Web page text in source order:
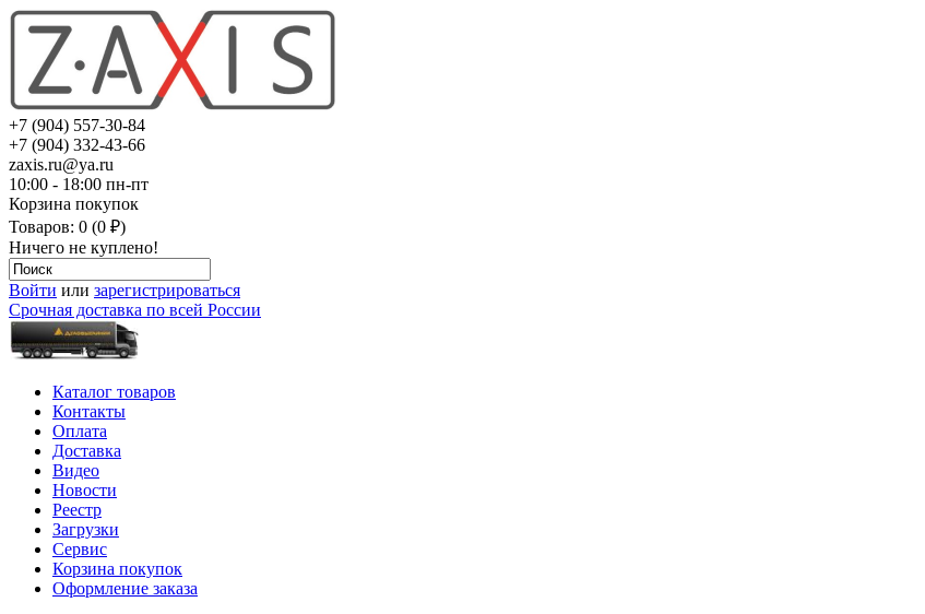
+7 (904) 557-30-84
+7 (904) 332-43-66
zaxis.ru@ya.ru
10:00 - 18:00 пн-пт
Корзина покупок
Товаров: 0 (0 ₽)
Ничего не куплено!
Войти или зарегистрироваться
Срочная доставка по всей России
Каталог товаров
Контакты
Оплата
Доставка
Видео
Новости
Реестр
Загрузки
Сервис
Корзина покупок
Оформление заказа